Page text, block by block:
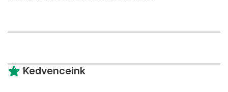
Kedvenceink